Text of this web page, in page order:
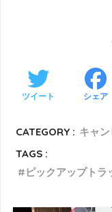
ツイート シェア
CATEGORY : キャ
TAGS :
ピックアップトラ